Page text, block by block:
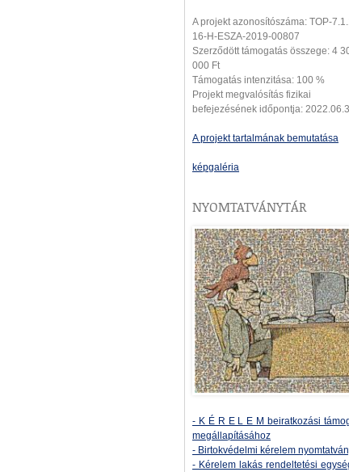
A projekt azonosítószáma: TOP-
16-H-ESZA-2019-00807
Szerződött támogatás összege: 4
000 Ft
Támogatás intenzitása: 100 %
Projekt megvalósítás fizikai
befejezésének időpontja:
A projekt tartalmának bemutatása
képgaléria
NYOMTATVÁNYTÁR
- K É R E L E M beiratkozási
megállapításához
- Birtokvédelmi kérelem
- Kérelem lakás rendeltetési